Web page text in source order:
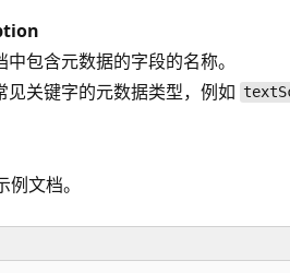
中包含元数据的字段的名称。
见关键字的元数据类型，例如
文档。